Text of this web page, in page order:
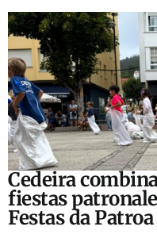
Cedeira
fiestas
Festas da Patroa